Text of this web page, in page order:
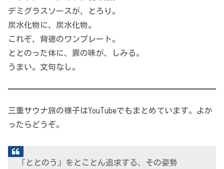
デミグラスソースが、とろり。
炭水化物に、炭水化物。
これぞ、背徳のワンプレート。
ととのった体に、罪の味が、しみる。
うまい。文句なし。
三重サウナ旅の様子はYouTubeでもまとめています。よか
ったらどうぞ。
「ととのう」をとことん追求する、その姿勢